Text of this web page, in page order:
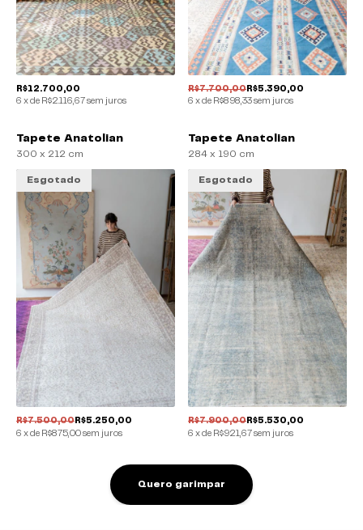
R$12.700,00
6 x de R$2.116,67 sem juros
R$7.700,00 R$5.390,00
6 x de R$898,33 sem juros
Tapete Anatolian
300 x 212 cm
Esgotado
R$7.500,00 R$5.250,00
6 x de R$875,00 sem juros
Tapete Anatolian
284 x 190 cm
Esgotado
R$7.900,00 R$5.530,00
6 x de R$921,67 sem juros
Quero garimpar